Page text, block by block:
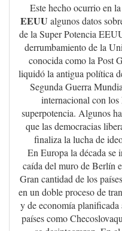
Este hecho ocurrio en la
EEUU algunos datos
de la Super Potencia
derrumbamiento de la
conocida como la Post
liquidó la antigua política
Segunda Guerra
internacional con
superpotencia. Algunos
que las democracias
finaliza la lucha de
En Europa la década se
caída del muro de Berlín
Gran cantidad de los
en un doble proceso de
y de economía
países como